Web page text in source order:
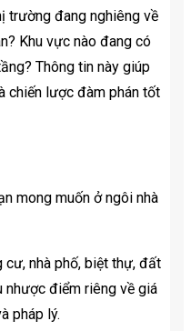
trường đang nghiêng về
Khu vực nào đang có
Thông tin này giúp
chiến lược đàm phán tốt
mong muốn ở ngôi nhà
cư, nhà phố, biệt thự, đất
nhược điểm riêng về giá
pháp lý.